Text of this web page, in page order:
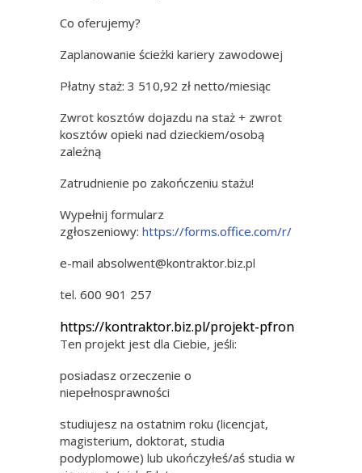
Co oferujemy?
Zaplanowanie ścieżki kariery zawodowej
Płatny staż: 3 510,92 zł netto/miesiąc
Zwrot kosztów dojazdu na staż + zwrot
kosztów opieki nad dzieckiem/osobą
zależną
Zatrudnienie po zakończeniu stażu!
Wypełnij formularz
zgłoszeniowy: https://forms.office.com/r/
e-mail absolwent@kontraktor.biz.pl
tel. 600 901 257
https://kontraktor.biz.pl/projekt-pfron
Ten projekt jest dla Ciebie, jeśli:
posiadasz orzeczenie o
niepełnosprawności
studiujesz na ostatnim roku (licencjat,
magisterium, doktorat, studia
podyplomowe) lub ukończyłeś/aś studia w